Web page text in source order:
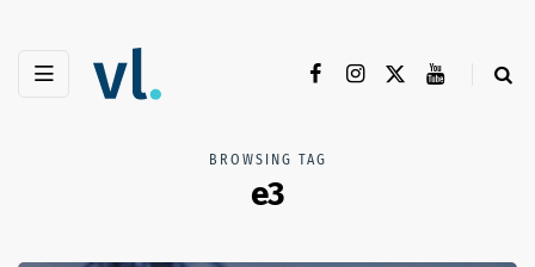
BROWSING TAG
e3